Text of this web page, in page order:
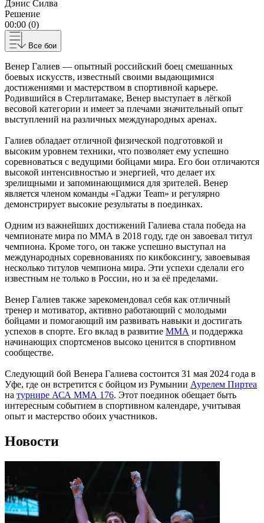
Дэнис Силва
Решение
00:00 (0)
Все бои
Венер Галиев — опытный российский боец смешанных
боевых искусств, известный своими выдающимися
достижениями и мастерством в спортивной карьере.
Родившийся в Стерлитамаке, Венер выступает в лёгкой
весовой категории и имеет за плечами значительный опыт
выступлений на различных международных аренах.
Галиев обладает отличной физической подготовкой и
высоким уровнем техники, что позволяет ему успешно
соревноваться с ведущими бойцами мира. Его бои отличаются
высокой интенсивностью и энергией, что делает их
зрелищными и запоминающимися для зрителей. Венер
является членом команды «Гаджи Team» и регулярно
демонстрирует высокие результаты в поединках.
Одним из важнейших достижений Галиева стала победа на
чемпионате мира по ММА в 2018 году, где он завоевал титул
чемпиона. Кроме того, он также успешно выступал на
международных соревнованиях по кикбоксингу, завоевывая
несколько титулов чемпиона мира. Эти успехи сделали его
известным не только в России, но и за её пределами.
Венер Галиев также зарекомендовал себя как отличный
тренер и мотиватор, активно работающий с молодыми
бойцами и помогающий им развивать навыки и достигать
успехов в спорте. Его вклад в развитие ММА и поддержка
начинающих спортсменов высоко ценится в спортивном
сообществе.
Следующий бой Венера Галиева состоится 31 мая 2024 года в
Уфе, где он встретится с бойцом из Румынии Аурелем Пиртеа
на турнире АСА ММА 176. Этот поединок обещает быть
интересным событием в спортивном календаре, учитывая
опыт и мастерство обоих участников​.
Новости